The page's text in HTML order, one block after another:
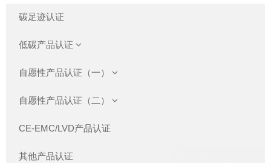
碳足迹认证
低碳产品认证
自愿性产品认证（一）
自愿性产品认证（二）
CE-EMC/LVD产品认证
其他产品认证